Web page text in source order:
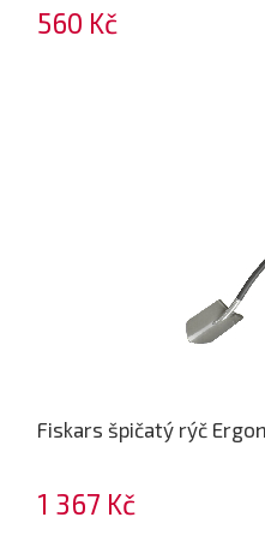
560 Kč
Fiskars špičatý rýč
1 367 Kč